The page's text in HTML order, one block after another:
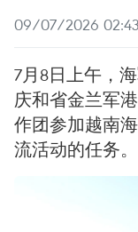
09/07/2026 02:43
7月8日上午，
庆和省金兰军
作团参加越南
流活动的任务。